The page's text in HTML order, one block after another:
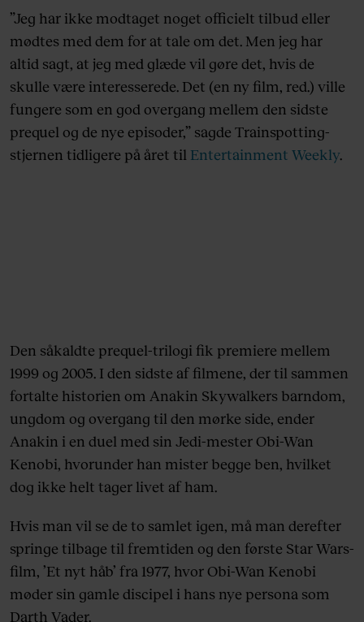
”Jeg har ikke modtaget noget officielt tilbud eller
mødtes med dem for at tale om det. Men jeg har
altid sagt, at jeg med glæde vil gøre det, hvis de
skulle være interesserede. Det (en ny film, red.) ville
fungere som en god overgang mellem den sidste
prequel og de nye episoder,” sagde Trainspotting-
stjernen tidligere på året til Entertainment Weekly.
Den såkaldte prequel-trilogi fik premiere mellem
1999 og 2005. I den sidste af filmene, der til sammen
fortalte historien om Anakin Skywalkers barndom,
ungdom og overgang til den mørke side, ender
Anakin i en duel med sin Jedi-mester Obi-Wan
Kenobi, hvorunder han mister begge ben, hvilket
dog ikke helt tager livet af ham.
Hvis man vil se de to samlet igen, må man derefter
springe tilbage til fremtiden og den første Star Wars-
film, ’Et nyt håb’ fra 1977, hvor Obi-Wan Kenobi
møder sin gamle discipel i hans nye persona som
Darth Vader.